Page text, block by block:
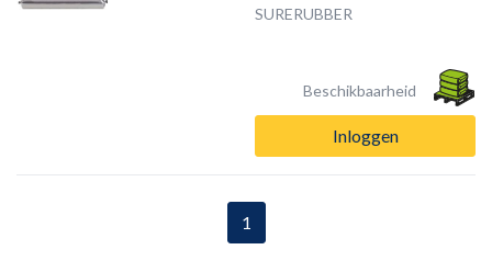
SURERUBBER
Beschikbaarheid
Inloggen
1